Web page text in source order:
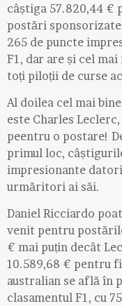
câștiga 57.820,44 €
postări
265 de puncte
F1, dar are și cel
toți piloții de curse
Al doilea cel mai
este Charles
peentru o postare!
primul loc,
impresionante
urmăritori ai săi.
Daniel Ricciardo
venit pentru
€ mai puțin decât
10.589,68 € pentru
australian se află în
clasamentul F1, cu